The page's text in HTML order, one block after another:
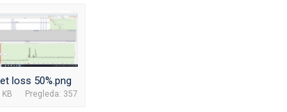
loss 50%.png
Pregleda: 357